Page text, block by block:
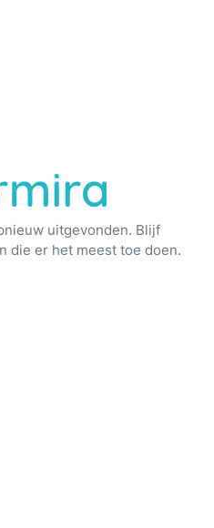
uitgevonden. Blijf
die er het meest toe doen.